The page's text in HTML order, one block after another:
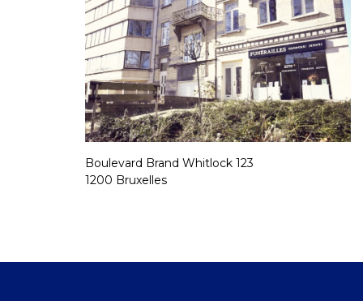
Boulevard Brand Whitlock 123
1200 Bruxelles